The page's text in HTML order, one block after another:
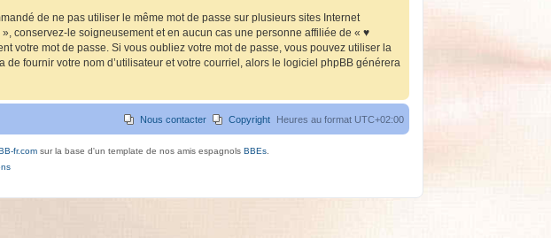
de ne pas utiliser le même mot de passe sur plusieurs sites Internet
conservez-le soigneusement et en aucun cas une personne affiliée de « ♥
votre mot de passe. Si vous oubliez votre mot de passe, vous pouvez utiliser la
fournir votre nom d’utilisateur et votre courriel, alors le logiciel phpBB générera
Heures au format UTC+02:00
Copyright
Nous contacter
fr.com sur la base d'un template de nos amis espagnols BBEs